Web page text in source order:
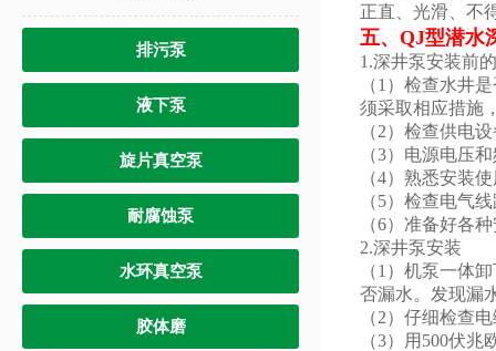
排污泵
液下泵
旋片真空泵
耐腐蚀泵
水环真空泵
胶体磨
正直、光滑、不
五、 QJ型潜水
1.深井泵安装前
（1）检查水井
须采取相应措施
（2）检查供电
（3）电源电压
（4）熟悉安装
（5）检查电气
（6）准备好各
2.深井泵安装
（1）机泵一体
否漏水。发现漏
（2）仔细检查
（3）用500伏